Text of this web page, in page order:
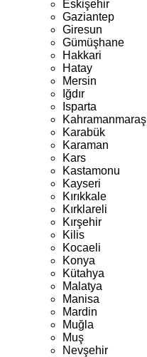
Eskişehir
Gaziantep
Giresun
Gümüşhane
Hakkari
Hatay
Mersin
Iğdır
Isparta
Kahramanmaraş
Karabük
Karaman
Kars
Kastamonu
Kayseri
Kırıkkale
Kırklareli
Kırşehir
Kilis
Kocaeli
Konya
Kütahya
Malatya
Manisa
Mardin
Muğla
Muş
Nevşehir